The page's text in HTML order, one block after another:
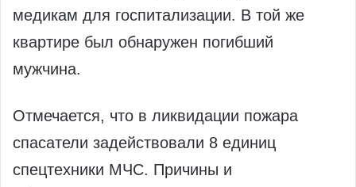
медикам для госпитализации. В той же
квартире был обнаружен погибший
мужчина.
Отмечается, что в ликвидации пожара
спасатели задействовали 8 единиц
спецтехники МЧС. Причины и